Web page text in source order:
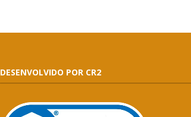
DESENVOLVIDO POR CR2